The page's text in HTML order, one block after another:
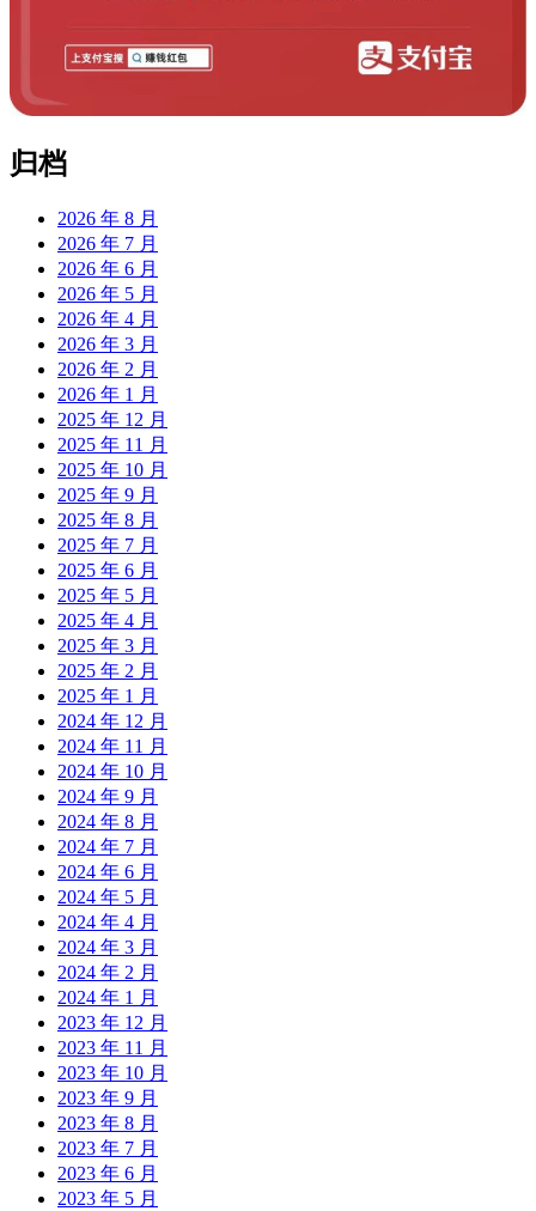
归档
2026 年 8 月
2026 年 7 月
2026 年 6 月
2026 年 5 月
2026 年 4 月
2026 年 3 月
2026 年 2 月
2026 年 1 月
2025 年 12 月
2025 年 11 月
2025 年 10 月
2025 年 9 月
2025 年 8 月
2025 年 7 月
2025 年 6 月
2025 年 5 月
2025 年 4 月
2025 年 3 月
2025 年 2 月
2025 年 1 月
2024 年 12 月
2024 年 11 月
2024 年 10 月
2024 年 9 月
2024 年 8 月
2024 年 7 月
2024 年 6 月
2024 年 5 月
2024 年 4 月
2024 年 3 月
2024 年 2 月
2024 年 1 月
2023 年 12 月
2023 年 11 月
2023 年 10 月
2023 年 9 月
2023 年 8 月
2023 年 7 月
2023 年 6 月
2023 年 5 月